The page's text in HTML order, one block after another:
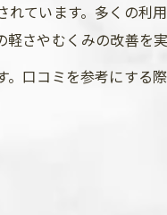
ています。多くの利
さやむくみの改善を
口コミを参考にする